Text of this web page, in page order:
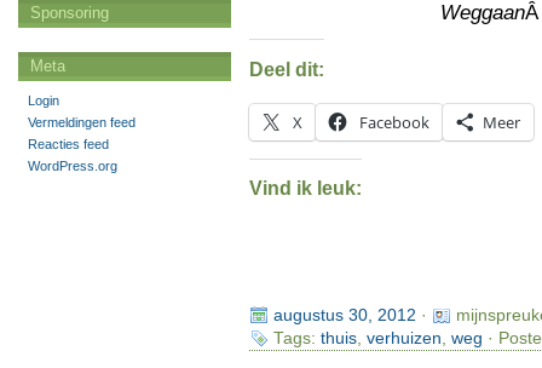
Weggaan
Deel dit:
X Facebook Meer
Vind ik leuk:
augustus 30, 2012 ·
Tags: thuis, verhuizen weg ·
Sponsoring
Meta
Login
Vermeldingen feed
Reacties feed
WordPress.org